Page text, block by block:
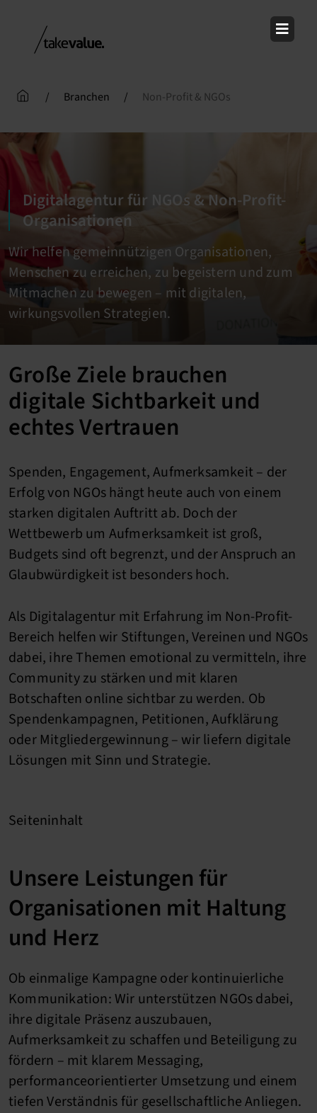
content
/ Branchen / Non-Profit & NGOs
Digitalagentur für NGOs & Non-Profit-
Organisationen
Wir helfen gemeinnützigen Organisationen,
Menschen zu erreichen, zu begeistern und zum
Mitmachen zu bewegen – mit digitalen,
wirkungsvollen Strategien.
Große Ziele brauchen
digitale Sichtbarkeit und
echtes Vertrauen
Spenden, Engagement, Aufmerksamkeit – der
Erfolg von NGOs hängt heute auch von einem
starken digitalen Auftritt ab. Doch der
Wettbewerb um Aufmerksamkeit ist groß,
Budgets sind oft begrenzt, und der Anspruch an
Glaubwürdigkeit ist besonders hoch.
Als Digitalagentur mit Erfahrung im Non-Profit-
Bereich helfen wir Stiftungen, Vereinen und NGOs
dabei, ihre Themen emotional zu vermitteln, ihre
Community zu stärken und mit klaren
Botschaften online sichtbar zu werden. Ob
Spendenkampagnen, Petitionen, Aufklärung
oder Mitgliedergewinnung – wir liefern digitale
Lösungen mit Sinn und Strategie.
Seiteninhalt
Unsere Leistungen für
Organisationen mit Haltung
und Herz
Ob einmalige Kampagne oder kontinuierliche
Kommunikation: Wir unterstützen NGOs dabei,
ihre digitale Präsenz auszubauen,
Aufmerksamkeit zu schaffen und Beteiligung zu
fördern – mit klarem Messaging,
performanceorientierter Umsetzung und einem
tiefen Verständnis für gesellschaftliche Anliegen.